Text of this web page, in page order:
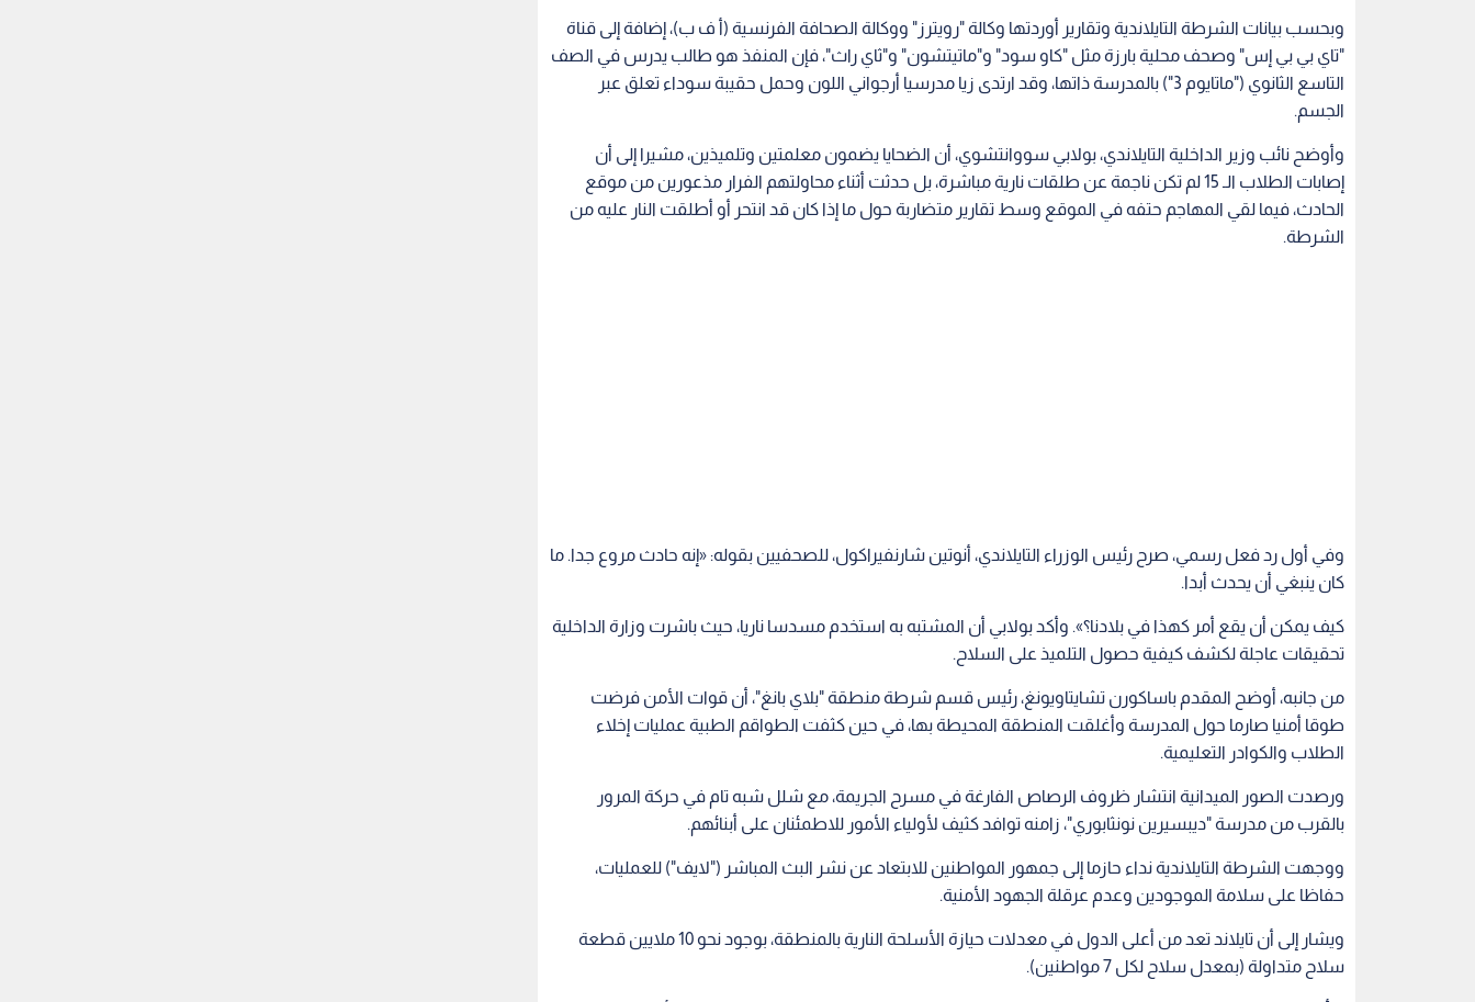
وبحسب بيانات الشرطة التايلاندية وتقارير أوردتها وكالة "رويترز" ووكالة الصحافة الفرنسية (أ ف ب)، إضافة إلى قناة
"تاي بي بي إس" وصحف محلية بارزة مثل "كاو سود" و"ماتيتشون" و"ثاي راث"، فإن المنفذ هو طالب يدرس في الصف
التاسع الثانوي ("ماتايوم 3") بالمدرسة ذاتها، وقد ارتدى زيا مدرسيا أرجواني اللون وحمل حقيبة سوداء تعلق عبر
الجسم.
وأوضح نائب وزير الداخلية التايلاندي، بولابي سووانتشوي، أن الضحايا يضمون معلمتين وتلميذين، مشيرا إلى أن
إصابات الطلاب الـ 15 لم تكن ناجمة عن طلقات نارية مباشرة، بل حدثت أثناء محاولتهم الفرار مذعورين من موقع
الحادث، فيما لقي المهاجم حتفه في الموقع وسط تقارير متضاربة حول ما إذا كان قد انتحر أو أطلقت النار عليه من
الشرطة.
وفي أول رد فعل رسمي، صرح رئيس الوزراء التايلاندي، أنوتين شارنفيراكول، للصحفيين بقوله: «إنه حادث مروع جدا. ما
كان ينبغي أن يحدث أبدا.
كيف يمكن أن يقع أمر كهذا في بلادنا؟». وأكد بولابي أن المشتبه به استخدم مسدسا ناريا، حيث باشرت وزارة الداخلية
تحقيقات عاجلة لكشف كيفية حصول التلميذ على السلاح.
من جانبه، أوضح المقدم باساكورن تشايتاويونغ، رئيس قسم شرطة منطقة "بلاي بانغ"، أن قوات الأمن فرضت
طوقا أمنيا صارما حول المدرسة وأغلقت المنطقة المحيطة بها، في حين كثفت الطواقم الطبية عمليات إخلاء
الطلاب والكوادر التعليمية.
ورصدت الصور الميدانية انتشار ظروف الرصاص الفارغة في مسرح الجريمة، مع شلل شبه تام في حركة المرور
بالقرب من مدرسة "ديبسيرين نونثابوري"، زامنه توافد كثيف لأولياء الأمور للاطمئنان على أبنائهم.
ووجهت الشرطة التايلاندية نداء حازما إلى جمهور المواطنين للابتعاد عن نشر البث المباشر ("لايف") للعمليات،
حفاظا على سلامة الموجودين وعدم عرقلة الجهود الأمنية.
ويشار إلى أن تايلاند تعد من أعلى الدول في معدلات حيازة الأسلحة النارية بالمنطقة، بوجود نحو 10 ملايين قطعة
سلاح متداولة (بمعدل سلاح لكل 7 مواطنين).